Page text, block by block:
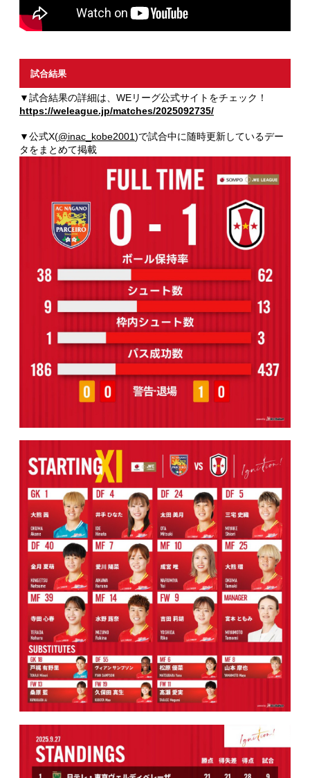
試合結果
▼試合結果の詳細は、WEリーグ公式サイトをチェック！
https://weleague.jp/matches/2025092735/
▼公式X(@inac_kobe2001)で試合中に随時更新しているデー
タをまとめて掲載